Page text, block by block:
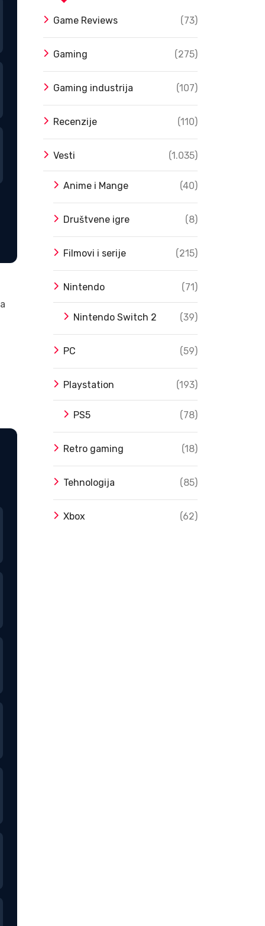
Game Reviews (73)
Gaming (275)
Gaming industrija (107)
Recenzije (110)
Vesti (1.035)
Anime i Mange (40)
Društvene igre (8)
Filmovi i serije (215)
Nintendo (71)
Nintendo Switch 2 (39)
PC (59)
Playstation (193)
PS5 (78)
Retro gaming (18)
Tehnologija (85)
Xbox (62)